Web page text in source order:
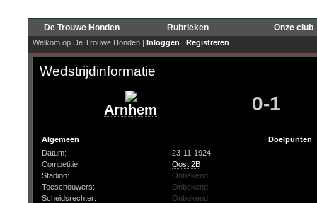
De Trouwe Honden Rubrieken Onze club
Welkom op De Trouwe Honden | Inloggen | Registreren
Wedstrijdinformatie
Arnhem 0-1
Algemeen
Datum:
23-11-1924
Competitie:
Oost 2B
Stadion:
Onbekend
Toeschouwers:
Onbekend
Scheidsrechter:
Onbekend
Doelpunten